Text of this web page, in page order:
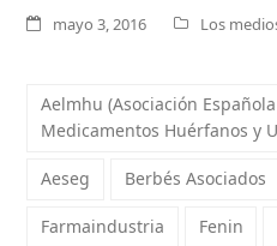
mayo 3, 2016 Los
Aelmhu (Asociación
Medicamentos Huérfanos y
Aeseg Berbés Asociados
Farmaindustria Fenin